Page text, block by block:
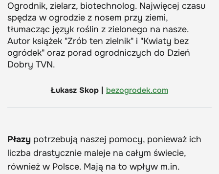
Ogrodnik, zielarz, biotechnolog. Najwięcej czasu
spędza w ogrodzie z nosem przy ziemi,
tłumacząc język roślin z zielonego na nasze.
Autor książek "Zrób ten zielnik" i "Kwiaty bez
ogródek" oraz porad ogrodniczych do Dzień
Dobry TVN.
Łukasz Skop | bezogrodek.com
Płazy potrzebują naszej pomocy, ponieważ ich
liczba drastycznie maleje na całym świecie,
również w Polsce. Mają na to wpływ m.in.